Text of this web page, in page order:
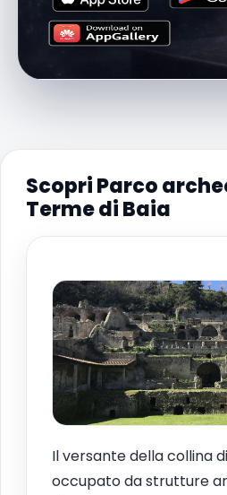
Scopri Parco
Terme di Baia
Il versante della collina di
occupato da strutture